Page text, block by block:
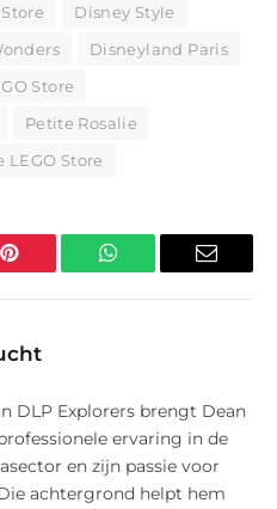
Disney Style
Disneyland Paris
Store
Petite Rosalie
LEGO Store
Pinterest WhatsApp E-
DLP Explorers brengt Dean
ervaring in de
en zijn passie voor
achtergrond helpt hem